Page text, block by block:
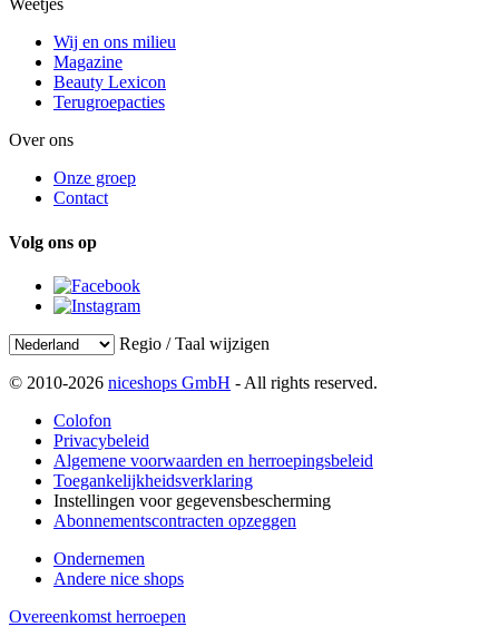
Weetjes
Wij en ons milieu
Magazine
Beauty Lexicon
Terugroepacties
Over ons
Onze groep
Contact
Volg ons op
Regio / Taal wijzigen
© 2010-2026 niceshops GmbH - All rights reserved.
Colofon
Privacybeleid
Algemene voorwaarden en herroepingsbeleid
Toegankelijkheidsverklaring
Instellingen voor gegevensbescherming
Abonnementscontracten opzeggen
Ondernemen
Andere nice shops
Overeenkomst herroepen